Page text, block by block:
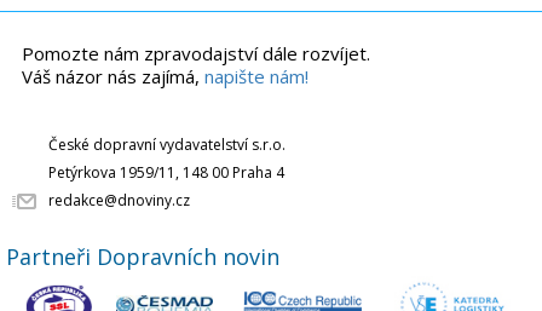
Pomozte nám zpravodajství dále rozvíjet.
Váš názor nás zajímá, napište nám!
České dopravní vydavatelství s.r.o.
Petýrkova 1959/11, 148 00 Praha 4
redakce@dnoviny.cz
Partneři Dopravních novin